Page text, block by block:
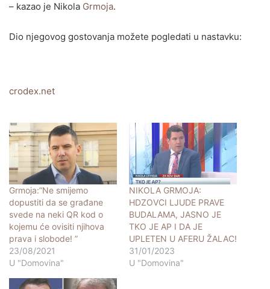
– kazao je Nikola Grmoja.
Dio njegovog gostovanja možete pogledati u nastavku:
crodex.net
Grmoja:”Ne smijemo
dopustiti da se građane
svede na neki QR kod o
kojemu će ovisiti njihova
prava i slobode! ”
23/08/2021
U "Domovina"
NIKOLA GRMOJA:
HDZOVCI LJUDE PRAVE
BUDALAMA, JASNO JE
TKO JE AP I DA JE
UPLETEN U AFERU ŽALAC!
31/01/2023
U "Domovina"